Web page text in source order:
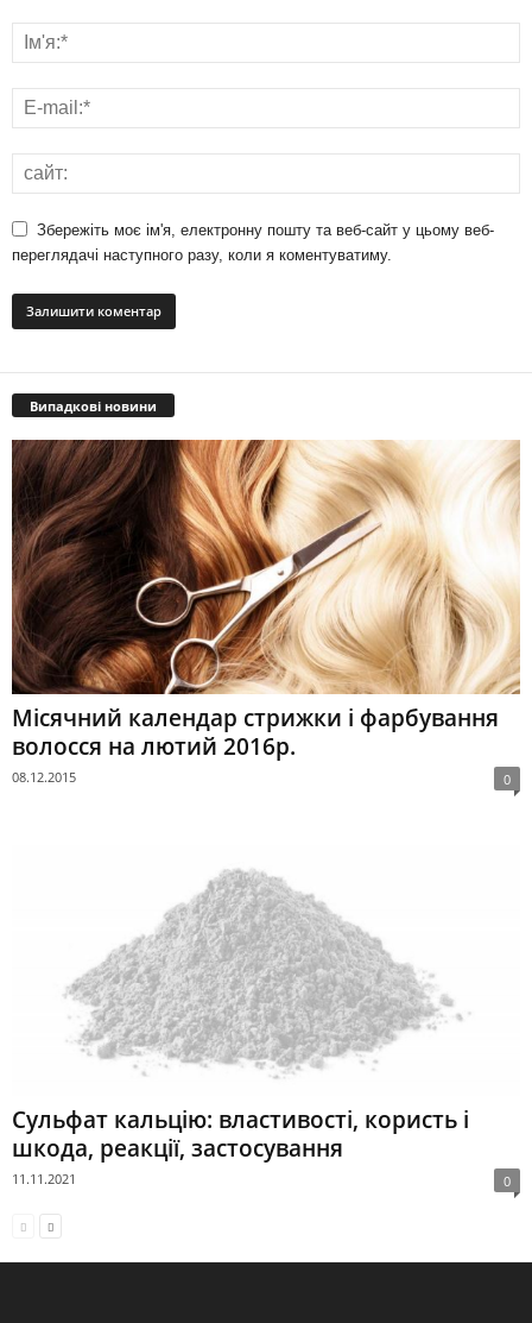
Збережіть моє ім'я, електронну пошту та веб-сайт у цьому веб-
переглядачі наступного разу, коли я коментуватиму.
Випадкові новини
Місячний календар стрижки і фарбування
волосся на лютий 2016р.
08.12.2015 0
Сульфат кальцію: властивості, користь і
шкода, реакції, застосування
11.11.2021 0